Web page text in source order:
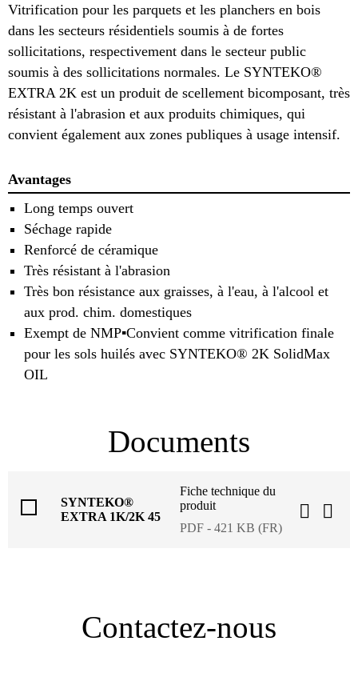
Vitrification pour les parquets et les planchers en bois
dans les secteurs résidentiels soumis à de fortes
sollicitations, respectivement dans le secteur public
soumis à des sollicitations normales. Le SYNTEKO®
EXTRA 2K est un produit de scellement bicomposant, très
résistant à l'abrasion et aux produits chimiques, qui
convient également aux zones publiques à usage intensif.
Avantages
Long temps ouvert
Séchage rapide
Renforcé de céramique
Très résistant à l'abrasion
Très bon résistance aux graisses, à l'eau, à l'alcool et
aux prod. chim. domestiques
Exempt de NMP▪Convient comme vitrification finale
pour les sols huilés avec SYNTEKO® 2K SolidMax
OIL
Documents
SYNTEKO®
EXTRA 1K/2K 45
Fiche technique du
produit
PDF - 421 KB (FR)
Contactez-nous